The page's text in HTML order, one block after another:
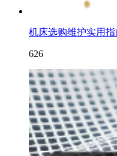
机床选购维护实用
626